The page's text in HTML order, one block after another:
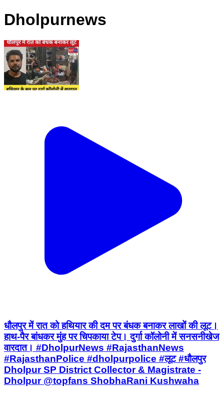
Dholpurnews
धौलपुर में रात को हथियार की दम पर बंधक बनाकर लाखों की लूट।
हाथ-पैर बांधकर मुंह पर चिपकाया टेप। दुर्गा कॉलोनी में सनसनीखेज
वारदात। #DholpurNews #RajasthanNews
#RajasthanPolice #dholpurpolice #लूट #धौलपुर
Dholpur SP District Collector & Magistrate -
Dholpur @topfans ShobhaRani Kushwaha